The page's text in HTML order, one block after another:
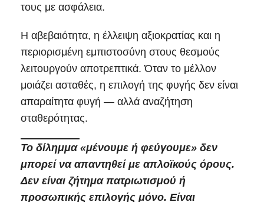
τους με ασφάλεια.
Η αβεβαιότητα, η έλλειψη αξιοκρατίας και η
περιορισμένη εμπιστοσύνη στους θεσμούς
λειτουργούν αποτρεπτικά. Όταν το μέλλον
μοιάζει ασταθές, η επιλογή της φυγής δεν είναι
απαραίτητα φυγή — αλλά αναζήτηση
σταθερότητας.
Το δίλημμα «μένουμε ή φεύγουμε» δεν
μπορεί να απαντηθεί με απλοϊκούς όρους.
Δεν είναι ζήτημα πατριωτισμού ή
προσωπικής επιλογής μόνο. Είναι